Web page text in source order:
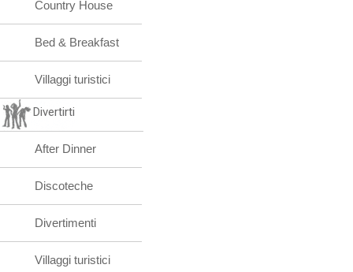
Country House
Bed & Breakfast
Villaggi turistici
Divertirti
After Dinner
Discoteche
Divertimenti
Villaggi turistici